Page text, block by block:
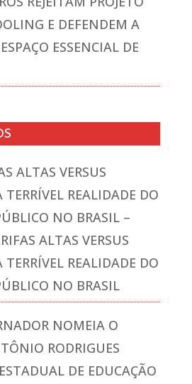
E DEFENDEM A
ESSENCIAL DE
ALTAS VERSUS
REALIDADE DO
NO BRASIL –
ALTAS VERSUS
REALIDADE DO
NO BRASIL
NOMEIA O
RODRIGUES
DE EDUCAÇÃO